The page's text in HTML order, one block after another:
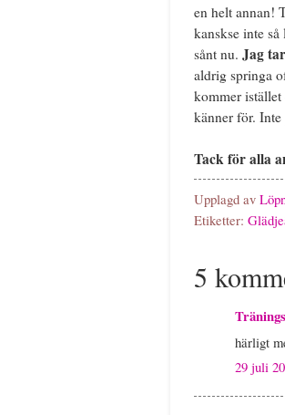
en helt annan!
kanskse inte
sånt nu. Jag
aldrig springa
kommer
känner för. Inte
Tack för alla
Upplagd av
Etiketter:
5
härligt
29 juli